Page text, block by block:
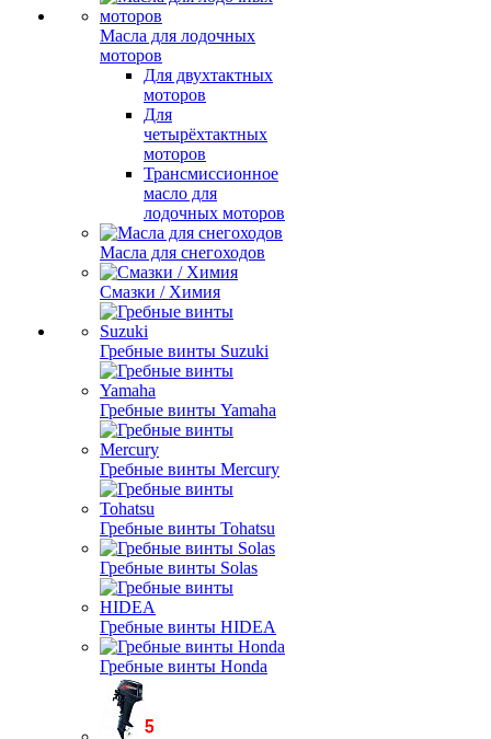
Масла для лодочных
моторов
Для двухтактных
моторов
Для
четырёхтактных
моторов
Трансмиссионное
масло для
лодочных моторов
Масла для снегоходов
Смазки / Химия
Гребные винты Suzuki
Гребные винты Yamaha
Гребные винты Mercury
Гребные винты Tohatsu
Гребные винты Solas
Гребные винты HIDEA
Гребные винты Honda